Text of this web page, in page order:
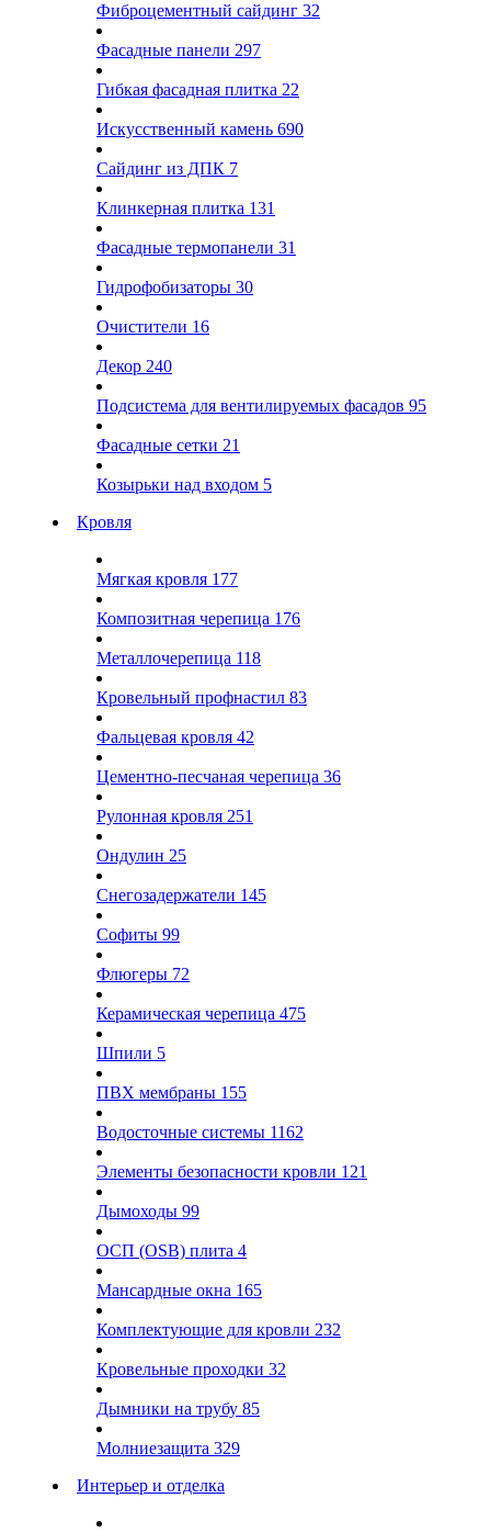
Фиброцементный сайдинг 32
Фасадные панели 297
Гибкая фасадная плитка 22
Искусственный камень 690
Сайдинг из ДПК 7
Клинкерная плитка 131
Фасадные термопанели 31
Гидрофобизаторы 30
Очистители 16
Декор 240
Подсистема для вентилируемых фасадов 95
Фасадные сетки 21
Козырьки над входом 5
Кровля
Мягкая кровля 177
Композитная черепица 176
Металлочерепица 118
Кровельный профнастил 83
Фальцевая кровля 42
Цементно-песчаная черепица 36
Рулонная кровля 251
Ондулин 25
Снегозадержатели 145
Софиты 99
Флюгеры 72
Керамическая черепица 475
Шпили 5
ПВХ мембраны 155
Водосточные системы 1162
Элементы безопасности кровли 121
Дымоходы 99
ОСП (OSB) плита 4
Мансардные окна 165
Комплектующие для кровли 232
Кровельные проходки 32
Дымники на трубу 85
Молниезащита 329
Интерьер и отделка